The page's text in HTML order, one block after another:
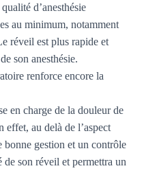
d’anesthésie
au minimum, notamment
réveil est plus rapide et
son anesthésie.
renforce encore la
en charge de la douleur de
effet, au delà de l’aspect
bonne gestion et un contrôle
son réveil et permettra un